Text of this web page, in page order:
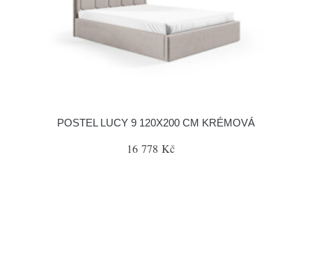
POSTEL LUCY 9 120X200 CM KRÉMOVÁ
16 778 Kč